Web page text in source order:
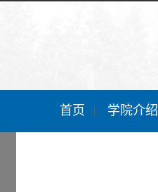
首页 | 学院介绍